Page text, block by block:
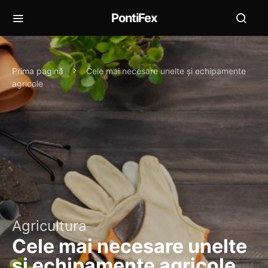
PontiFex
Prima pagină
Cele mai necesare unelte și echipamente
agricole
Agricultura
Cele mai necesare unelte